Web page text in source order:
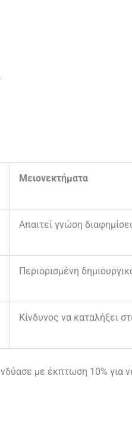
Μειονεκτήματα
Απαιτεί γνώση
Περιορισμένη
Κίνδυνος να καταλήξει
με έκπτωση 10% για